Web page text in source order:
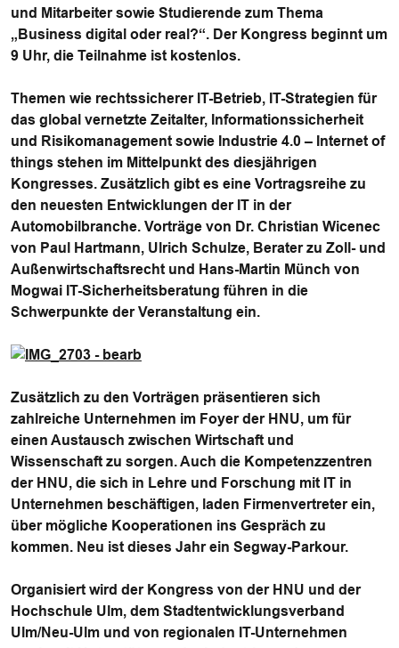
und Mitarbeiter sowie Studierende zum Thema
„Business digital oder real?“. Der Kongress beginnt um
9 Uhr, die Teilnahme ist kostenlos.
Themen wie rechtssicherer IT-Betrieb, IT-Strategien für
das global vernetzte Zeitalter, Informationssicherheit
und Risikomanagement sowie Industrie 4.0 – Internet of
things stehen im Mittelpunkt des diesjährigen
Kongresses. Zusätzlich gibt es eine Vortragsreihe zu
den neuesten Entwicklungen der IT in der
Automobilbranche. Vorträge von Dr. Christian Wicenec
von Paul Hartmann, Ulrich Schulze, Berater zu Zoll- und
Außenwirtschaftsrecht und Hans-Martin Münch von
Mogwai IT-Sicherheitsberatung führen in die
Schwerpunkte der Veranstaltung ein.
Zusätzlich zu den Vorträgen präsentieren sich
zahlreiche Unternehmen im Foyer der HNU, um für
einen Austausch zwischen Wirtschaft und
Wissenschaft zu sorgen. Auch die Kompetenzzentren
der HNU, die sich in Lehre und Forschung mit IT in
Unternehmen beschäftigen, laden Firmenvertreter ein,
über mögliche Kooperationen ins Gespräch zu
kommen. Neu ist dieses Jahr ein Segway-Parkour.
Organisiert wird der Kongress von der HNU und der
Hochschule Ulm, dem Stadtentwicklungsverband
Ulm/Neu-Ulm und von regionalen IT-Unternehmen